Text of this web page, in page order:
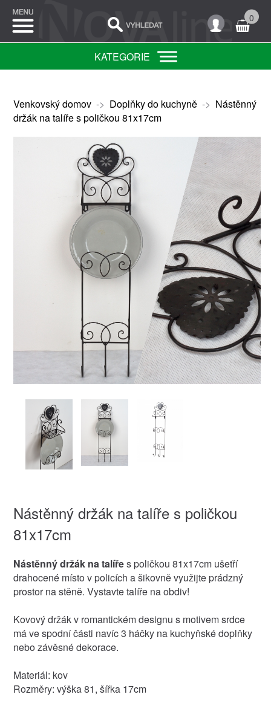
0
KATEGORIE
Venkovský domov-> Doplňky do kuchyně-> Nástěnný
držák na talíře s poličkou 81x17cm
Nástěnný držák na talíře s poličkou
81x17cm
Nástěnný držák na talířes poličkou 81x17cm ušetří
drahocené místo v policích a šikovně využijte prádzný
prostor na stěně. Vystavte talíře na obdiv!
Kovový držák v romantickém designu s motivem srdce
má ve spodní části navíc 3 háčky na kuchyňské doplňky
nebo závěsné dekorace.
Materiál: kov
Rozměry: výška 81, šířka 17cm